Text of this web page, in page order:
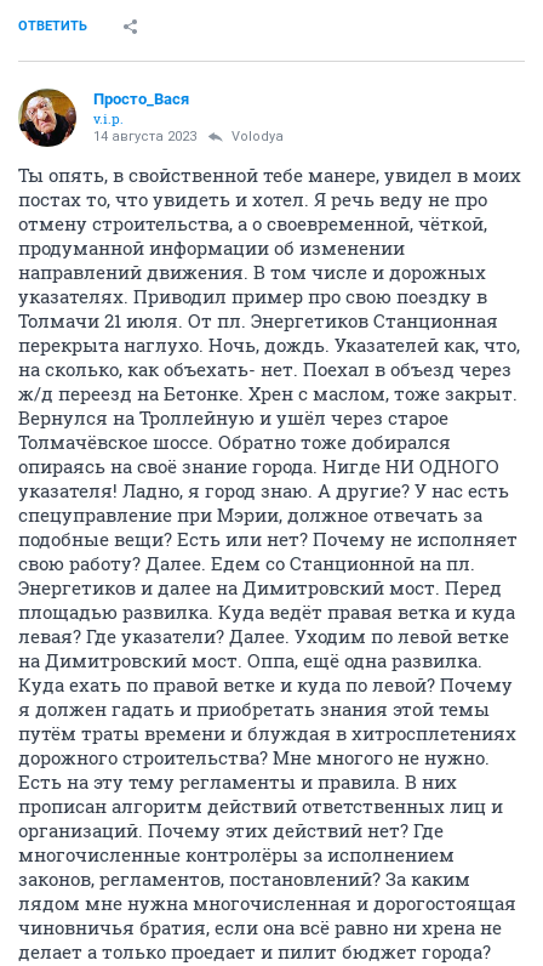
ОТВЕТИТЬ
Просто_Вася
v.i.p.
14 августа 2023 Volodya
Ты опять, в свойственной тебе манере, увидел в моих
постах то, что увидеть и хотел. Я речь веду не про
отмену строительства, а о своевременной, чёткой,
продуманной информации об изменении
направлений движения. В том числе и дорожных
указателях. Приводил пример про свою поездку в
Толмачи 21 июля. От пл. Энергетиков Станционная
перекрыта наглухо. Ночь, дождь. Указателей как, что,
на сколько, как объехать- нет. Поехал в объезд через
ж/д переезд на Бетонке. Хрен с маслом, тоже закрыт.
Вернулся на Троллейную и ушёл через старое
Толмачёвское шоссе. Обратно тоже добирался
опираясь на своё знание города. Нигде НИ ОДНОГО
указателя! Ладно, я город знаю. А другие? У нас есть
спецуправление при Мэрии, должное отвечать за
подобные вещи? Есть или нет? Почему не исполняет
свою работу? Далее. Едем со Станционной на пл.
Энергетиков и далее на Димитровский мост. Перед
площадью развилка. Куда ведёт правая ветка и куда
левая? Где указатели? Далее. Уходим по левой ветке
на Димитровский мост. Оппа, ещё одна развилка.
Куда ехать по правой ветке и куда по левой? Почему
я должен гадать и приобретать знания этой темы
путём траты времени и блуждая в хитросплетениях
дорожного строительства? Мне многого не нужно.
Есть на эту тему регламенты и правила. В них
прописан алгоритм действий ответственных лиц и
организаций. Почему этих действий нет? Где
многочисленные контролёры за исполнением
законов, регламентов, постановлений? За каким
лядом мне нужна многочисленная и дорогостоящая
чиновничья братия, если она всё равно ни хрена не
делает а только проедает и пилит бюджет города?